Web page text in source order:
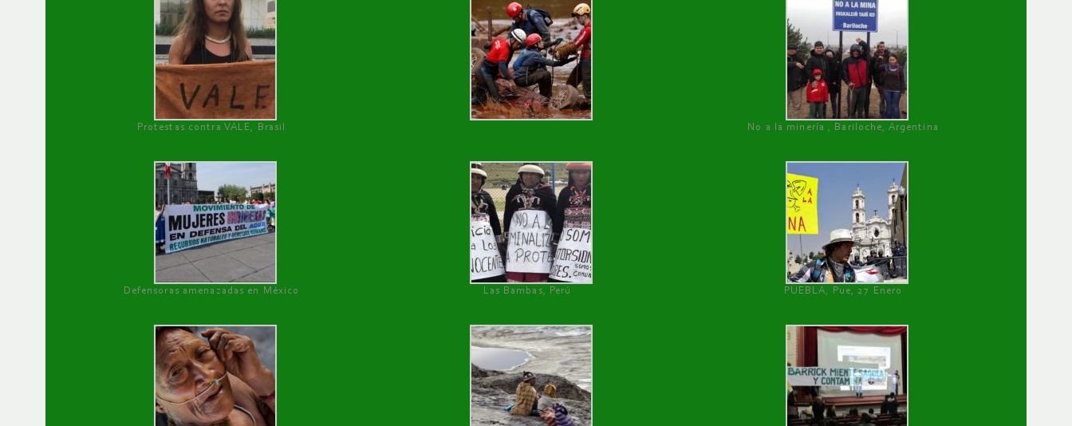
Protestas contra VALE, Brasil No a la minería , Bariloche, Argentina
Defensoras amenazadas en México Las Bambas, Perú PUEBLA, Pue, 27 Enero